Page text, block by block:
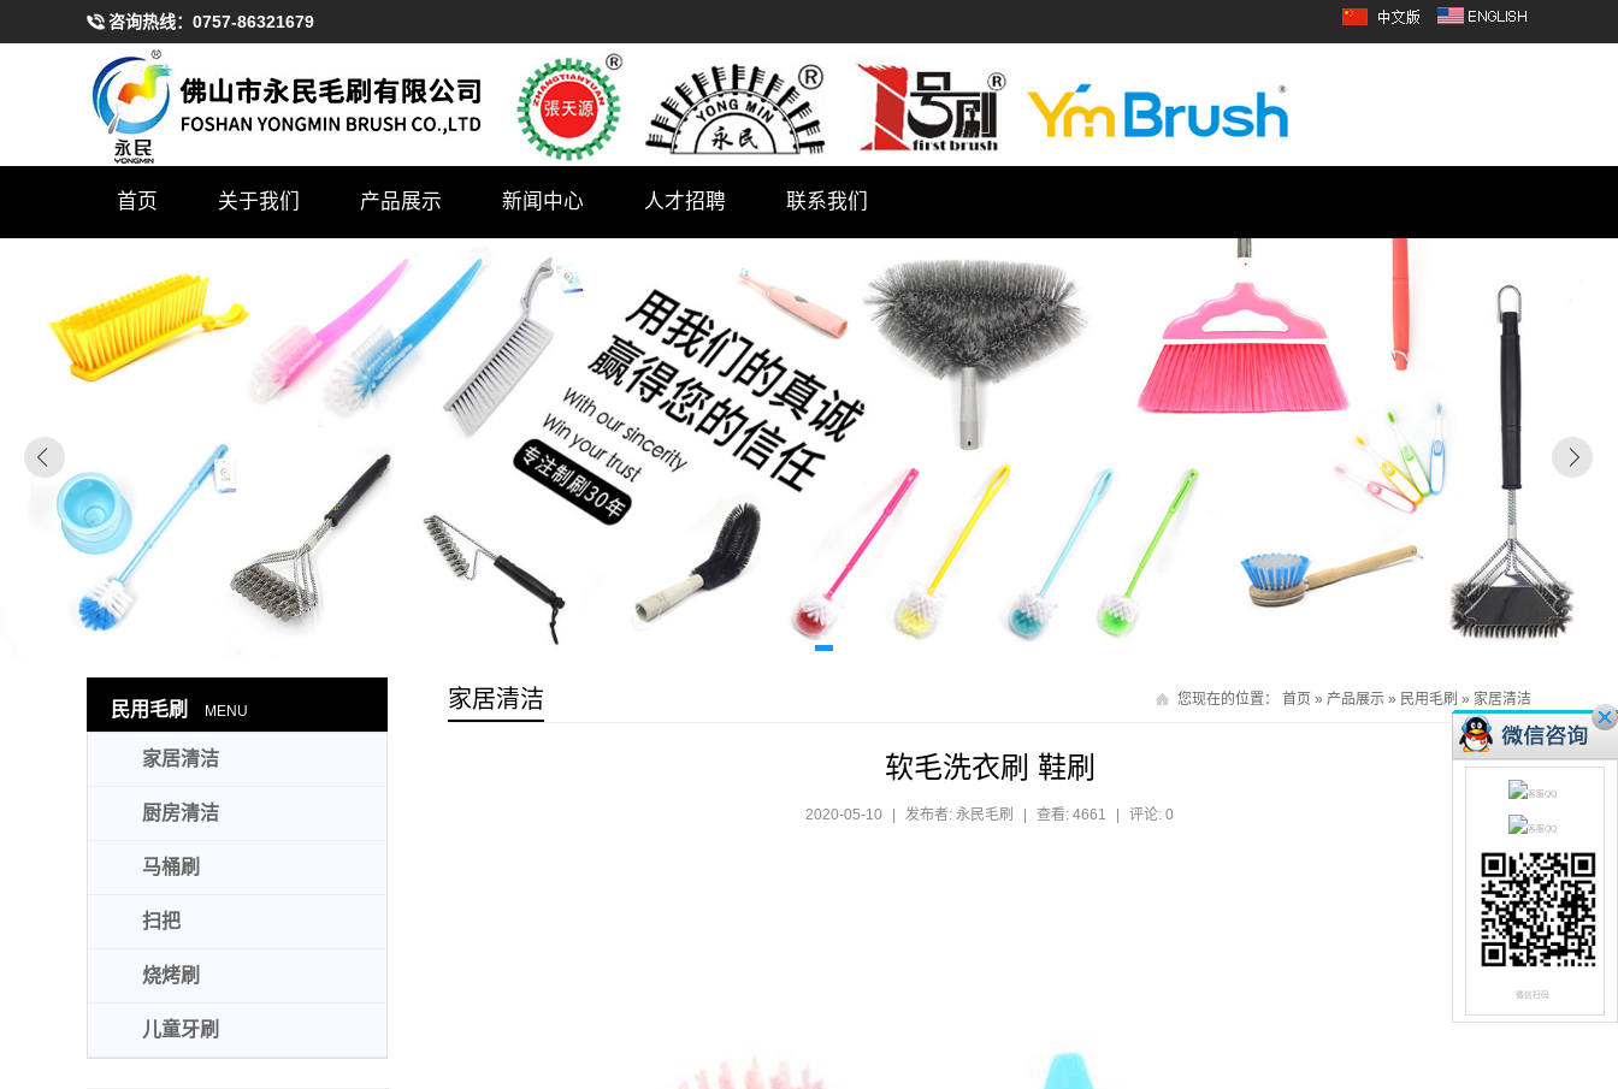
咨询热线： 0757-86321679
首页 关于我们 产品展示 新闻中心 人才招聘 联系我们
您现在的位置： 首页 » 产品展示 » 民用毛刷 » 家居清洁
家居清洁
软毛洗衣刷 鞋刷
2020-05-10 发布者: 永民毛刷 查看: 4661 评论: 0
民用毛刷 MENU
家居清洁
厨房清洁
马桶刷
扫把
烧烤刷
儿童牙刷
微信扫码